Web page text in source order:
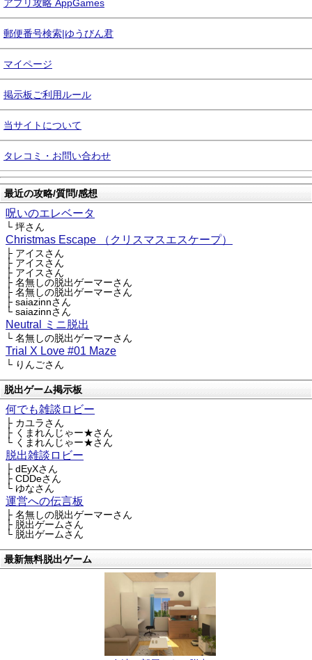
アプリ攻略 AppGames
郵便番号検索|ゆうびん君
マイページ
掲示板ご利用ルール
当サイトについて
タレコミ・お問い合わせ
最近の攻略/質問/感想
呪いのエレベータ
└ 坪さん
Christmas Escape （クリスマスエスケープ）
├ アイスさん
├ アイスさん
├ アイスさん
├ 名無しの脱出ゲーマーさん
├ 名無しの脱出ゲーマーさん
├ saiazinnさん
└ saiazinnさん
Neutral ミニ脱出
└ 名無しの脱出ゲーマーさん
Trial X Love #01 Maze
└ りんごさん
脱出ゲーム掲示板
何でも雑談ロビー
├ カユラさん
├ くまれんじゃー★さん
└ くまれんじゃー★さん
脱出雑談ロビー
├ dEyXさん
├ CDDeさん
└ ゆなさん
運営への伝言板
├ 名無しの脱出ゲーマーさん
├ 脱出ゲームさん
└ 脱出ゲームさん
最新無料脱出ゲーム